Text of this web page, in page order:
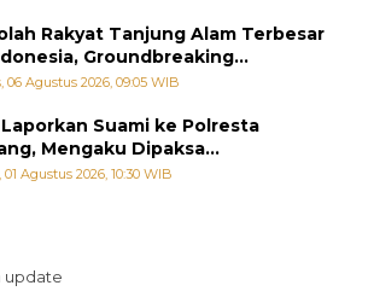
Rakyat Tanjung Alam Terbesar
Groundbreaking
06 Agustus 2026, 09:05 WIB
Suami ke Polresta
Mengaku Dipaksa
dengan Pria Lain
01 Agustus 2026, 10:30 WIB
update
tetapi Jepang Selalu
Kejutan